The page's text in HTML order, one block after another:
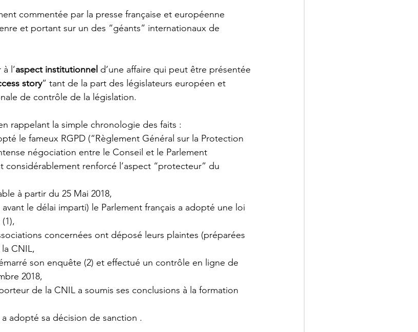
commentée par la presse française et européenne
et portant sur un des “géants” internationaux de
l’aspect institutionnel d’une affaire qui peut être présentée
story” tant de la part des législateurs européen et
de contrôle de la législation.
rappelant la simple chronologie des faits :
le fameux RGPD (“Règlement Général sur la Protection
négociation entre le Conseil et le Parlement
considérablement renforcé l’aspect “protecteur” du
à partir du 25 Mai 2018,
avant le délai imparti) le Parlement français a adopté une loi
concernées ont déposé leurs plaintes (préparées
CNIL,
son enquête (2) et effectué un contrôle en ligne de
2018,
de la CNIL a soumis ses conclusions à la formation
a adopté sa décision de sanction .